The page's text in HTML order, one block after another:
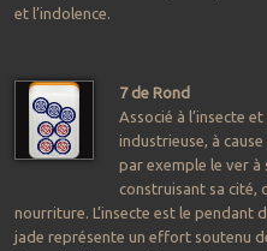
et l’indolence.
7 de Rond
Associé à l’insecte
industrieuse, à
par exemple le ver à
construisant sa cité,
nourriture. L’insecte est le pendant
jade représente un effort soutenu